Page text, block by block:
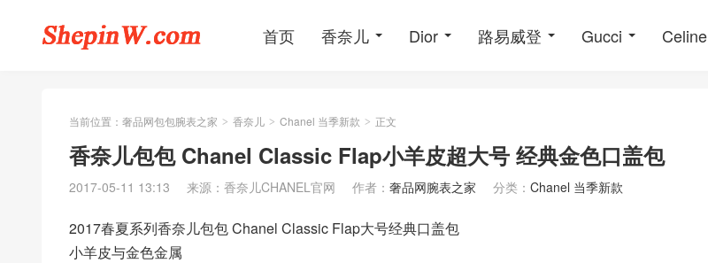
首页 香奈儿 Dior 路易威登 Gucci Celine
当前位置： 奢品网包包腕表之家 > 香奈儿 > Chanel 当季新款 > 正文
香奈儿包包 Chanel Classic Flap小羊皮超大号 经典金色口盖包
2017-05-11 13:13 来源：香奈儿CHANEL官网 作者： 奢品网腕表之家 分类： Chanel 当季新款
2017春夏系列香奈儿包包 Chanel Classic Flap大号经典口盖包
小羊皮与金色金属